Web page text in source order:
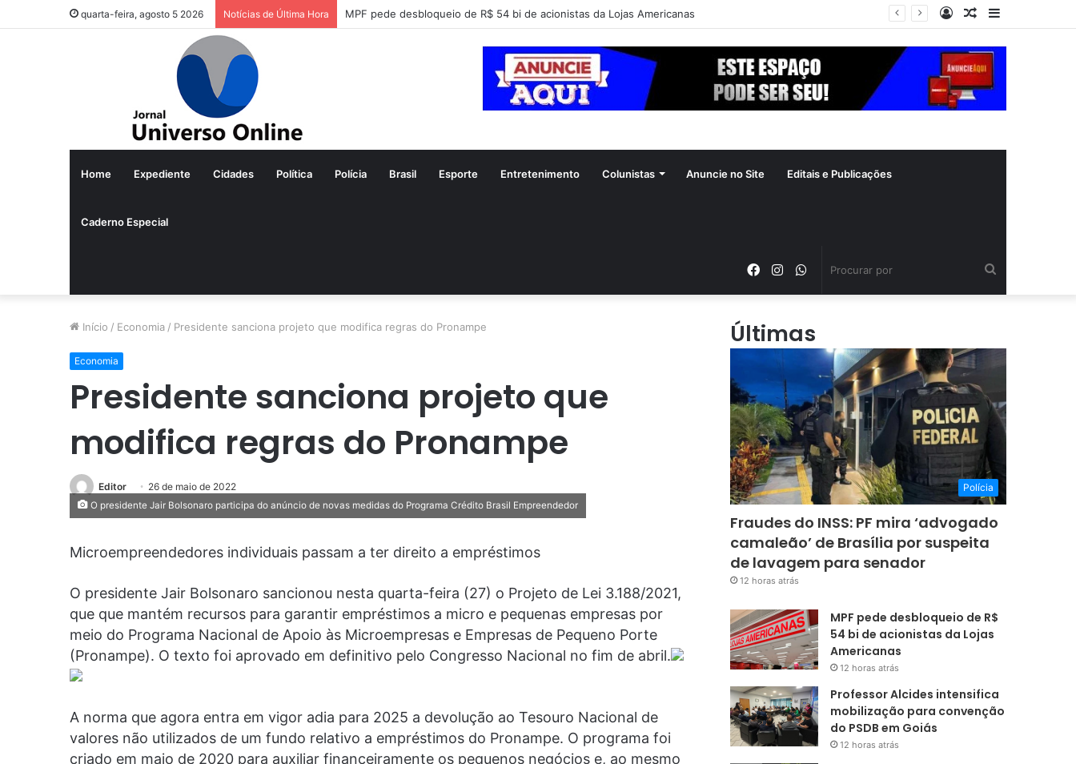
quarta-feira, agosto 5 2026 Notícias de Última Hora MPF pede desbloqueio de R$ 54 bi de acionistas da Lojas Americanas
Barra
Artigo
Entrar
Home Expediente Cidades Política Polícia Brasil Esporte Entretenimento Colunistas Anuncie no Site Editais e Publicações
Caderno Especial
WhatsApp
Instagram
Facebook
Início / Economia / Presidente sanciona projeto que modifica regras do Pronampe
Economia
Presidente sanciona projeto que
modifica regras do Pronampe
Editor 26 de maio de 2022
O presidente Jair Bolsonaro participa do anúncio de novas medidas do Programa Crédito Brasil Empreendedor
Microempreendedores individuais passam a ter direito a empréstimos
O presidente Jair Bolsonaro sancionou nesta quarta-feira (27) o Projeto de Lei 3.188/2021,
que que mantém recursos para garantir empréstimos a micro e pequenas empresas por
meio do Programa Nacional de Apoio às Microempresas e Empresas de Pequeno Porte
(Pronampe). O texto foi aprovado em definitivo pelo Congresso Nacional no fim de abril.
A norma que agora entra em vigor adia para 2025 a devolução ao Tesouro Nacional de
valores não utilizados de um fundo relativo a empréstimos do Pronampe. O programa foi
criado em maio de 2020 para auxiliar financeiramente os pequenos negócios e, ao mesmo
Últimas
Polícia
Fraudes do INSS: PF mira ‘advogado
camaleão’ de Brasília por suspeita
de lavagem para senador
12 horas atrás
MPF pede desbloqueio de R$
54 bi de acionistas da Lojas
Americanas
12 horas atrás
Professor Alcides intensifica
mobilização para convenção
do PSDB em Goiás
12 horas atrás